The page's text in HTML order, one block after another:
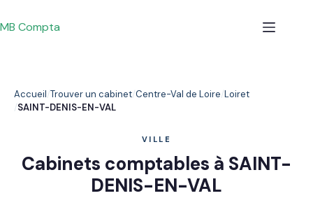
au
contenu
MB Compta
Accueil Trouver un cabinet Centre-Val de Loire Loiret
SAINT-DENIS-EN-VAL
VILLE
Cabinets comptables à SAINT-
DENIS-EN-VAL